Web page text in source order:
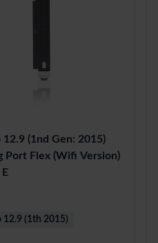
12.9 (1nd Gen: 2015)
Port Flex (Wifi Version)
12.9 (1th 2015)